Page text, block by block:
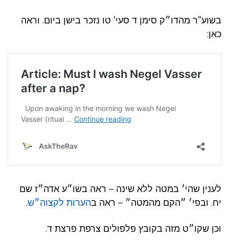
בשוע”ר מהדו״ק סימן ד סעי’ טו נזכר בישן ביום. וראה
כאן:
לענין שהי׳ במטה ללא שינה – ראה בשו״ע אדה״ז שם
יח. ובפי׳ ״הקם מהמטה״ – ראה בהערות לקצוה״ש.
וכן שקו״ט מזה בקובץ פלפולים צרפת פרצת ד.